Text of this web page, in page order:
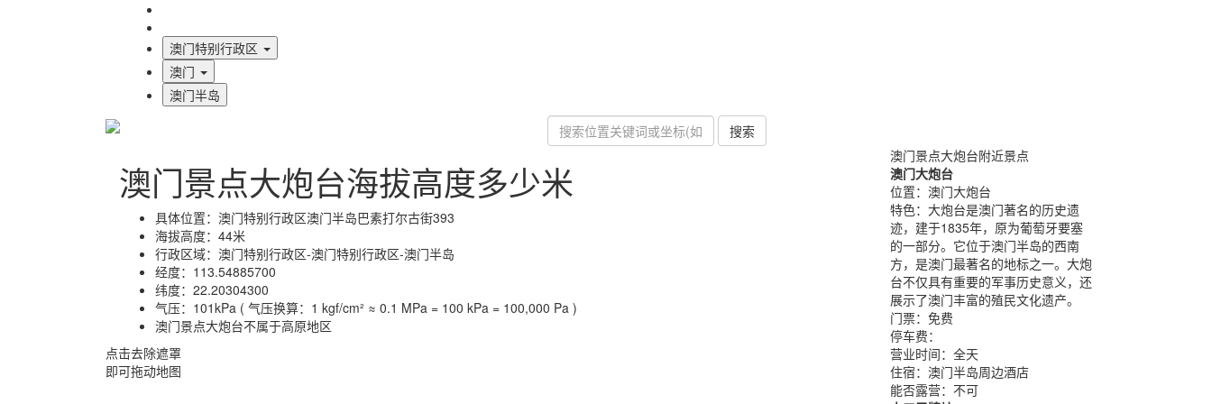
澳门特别行政区
澳门
澳门半岛
搜索
澳门景点大炮台海拔高度多少米
具体位置： 澳门特别行政区澳门半岛巴素打尔古街393
海拔高度： 44米
行政区域： 澳门特别行政区-澳门特别行政区-澳门半岛
经度： 113.54885700
纬度： 22.20304300
气压： 101kPa ( 气压换算：1 kgf/cm² ≈ 0.1 MPa = 100 kPa = 100,000 Pa )
澳门景点大炮台不属于高原地区
点击去除遮罩
即可拖动地图
澳门景点大炮台附近景点
澳门大炮台
位置： 澳门大炮台
特色： 大炮台是澳门著名的历史遗
迹，建于1835年，原为葡萄牙要塞
的一部分。它位于澳门半岛的西南
方，是澳门最著名的地标之一。大炮
台不仅具有重要的军事历史意义，还
展示了澳门丰富的殖民文化遗产。
门票： 免费
停车费：
营业时间： 全天
住宿： 澳门半岛周边酒店
能否露营： 不可